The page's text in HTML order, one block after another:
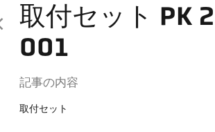
取付セット PK
001
記事の内容
取付セット